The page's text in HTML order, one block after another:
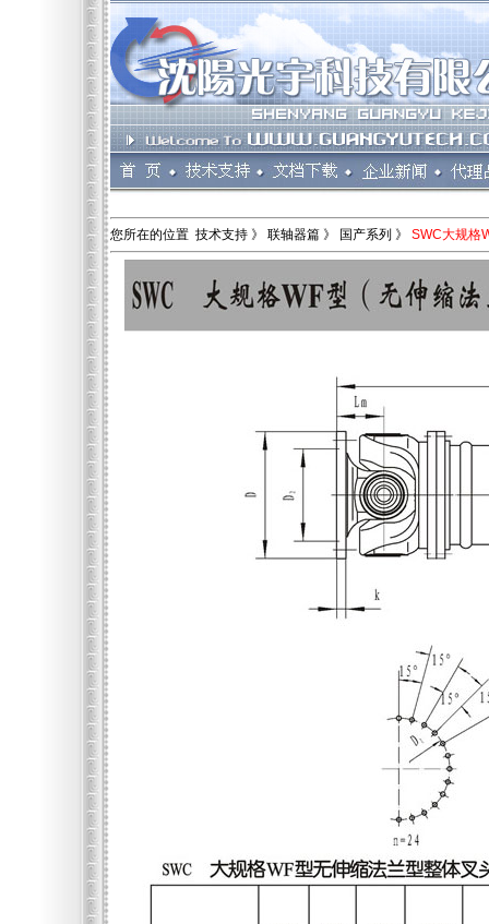
您所在的位置 技术支持 》 联轴器篇 》 国产系列 》 SWC大规格